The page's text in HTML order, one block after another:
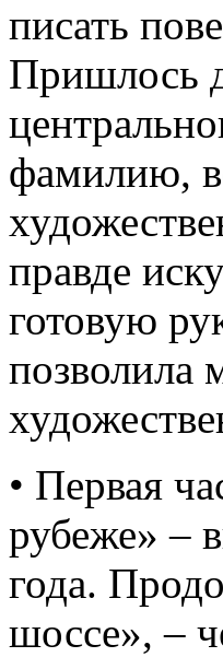
писать
Пришлось
фамилию,
правде
готовую
позволила
• Первая
рубеже» –
года.
шоссе», –